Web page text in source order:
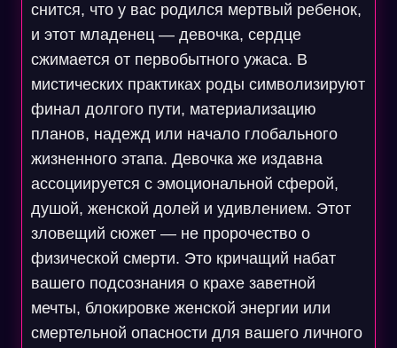
снится, что у вас родился мертвый ребенок,
и этот младенец — девочка, сердце
сжимается от первобытного ужаса. В
мистических практиках роды символизируют
финал долгого пути, материализацию
планов, надежд или начало глобального
жизненного этапа. Девочка же издавна
ассоциируется с эмоциональной сферой,
душой, женской долей и удивлением. Этот
зловещий сюжет — не пророчество о
физической смерти. Это кричащий набат
вашего подсознания о крахе заветной
мечты, блокировке женской энергии или
смертельной опасности для вашего личного